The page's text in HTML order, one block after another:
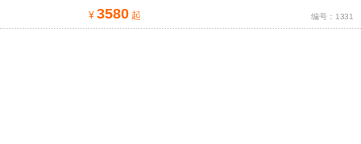
¥ 3580 起 编号：1331